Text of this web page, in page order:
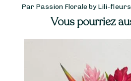
Par Passion Florale by Lili-
Vous pourriez